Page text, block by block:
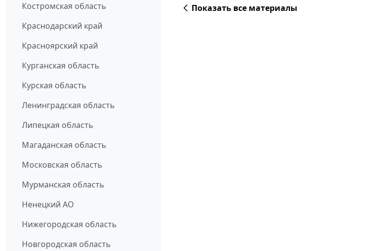
Костромская область
Краснодарский край
Красноярский край
Курганская область
Курская область
Ленинградская область
Липецкая область
Магаданская область
Московская область
Мурманская область
Ненецкий АО
Нижегородская область
Новгородская область
Показать все материалы